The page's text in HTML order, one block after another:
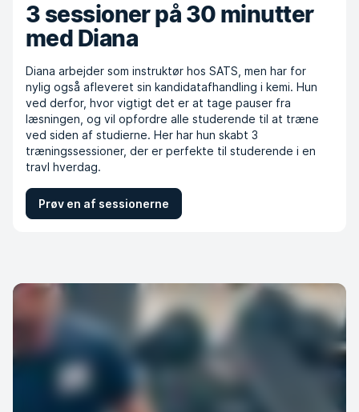
3 sessioner på 30 minutter
med Diana
Diana arbejder som instruktør hos SATS, men har for
nylig også afleveret sin kandidatafhandling i kemi. Hun
ved derfor, hvor vigtigt det er at tage pauser fra
læsningen, og vil opfordre alle studerende til at træne
ved siden af studierne. Her har hun skabt 3
træningssessioner, der er perfekte til studerende i en
travl hverdag.
Prøv en af sessionerne